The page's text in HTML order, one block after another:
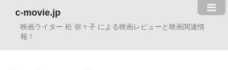
c-movie.jp
映画ライター 松 弥々子 による映画レビューと映画関連情
報！